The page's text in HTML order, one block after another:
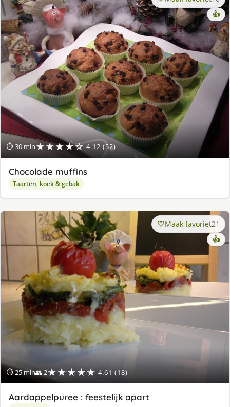
⏱ 30 min★★★★☆ 4.12 (52)
👍
Chocolade muffins
Taarten, koek & gebak
⏱ 25 min👥 2★★★★★ 4.61 (18)
Maak favoriet21
👍
Aardappelpuree : feestelijk apart